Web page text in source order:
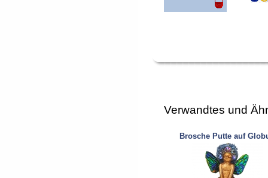
Verwandtes und
Brosche Putte auf